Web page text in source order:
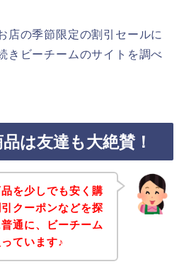
店の季節限定の割引セールに
きビーチームのサイトを調べ
は友達も大絶賛！
を少しでも安く購
クーポンなどを探
通に、ビーチーム
ています♪